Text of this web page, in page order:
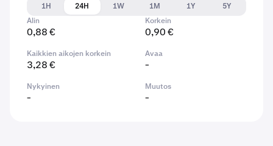
1H
24H 1W 1M 1Y
5Y
Alin
0,88 €
Korkein
0,90 €
Kaikkien aikojen korkein
3,28 €
Avaa
-
Nykyinen
-
Muutos
-